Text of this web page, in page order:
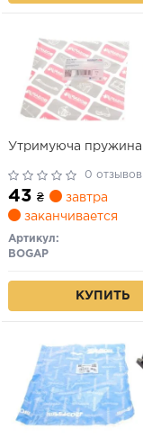
Утримуюча пружина
0 отзывов
43 ₴
завтра
заканчивается
Артикул:
BOGAP
КУПИТЬ